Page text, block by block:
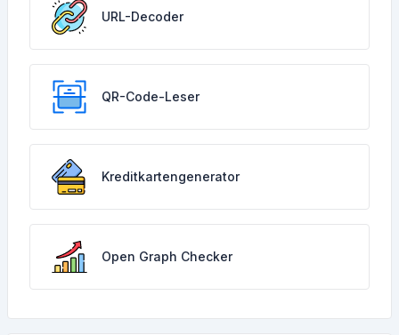
URL-Decoder
QR-Code-Leser
Kreditkartengenerator
Open Graph Checker